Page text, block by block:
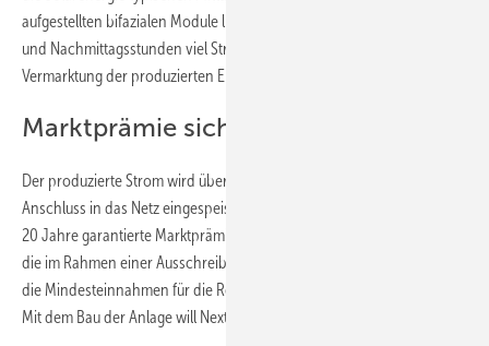
aufgestellten bifazialen Module liefern vorwiegend in den Morgen-
und Nachmittagsstunden viel Strom. Dies ist vorteilhaft bei der
Vermarktung der produzierten Energie.
Marktprämie sichert Refinanzierung
Der produzierte Strom wird über einen rund 750 Meter entfernten
Anschluss in das Netz eingespeist. Dafür bekommt Next2Sun eine über
20 Jahre garantierte Marktprämie von 4,8 Cent pro Kilowattstunde,
die im Rahmen einer Ausschreibung zugesichert wird. Dadurch sind
die Mindesteinnahmen für die Refinanzierung der Anlage gesichert.
Mit dem Bau der Anlage will Next2Sun noch in diesem Jahr beginnen.